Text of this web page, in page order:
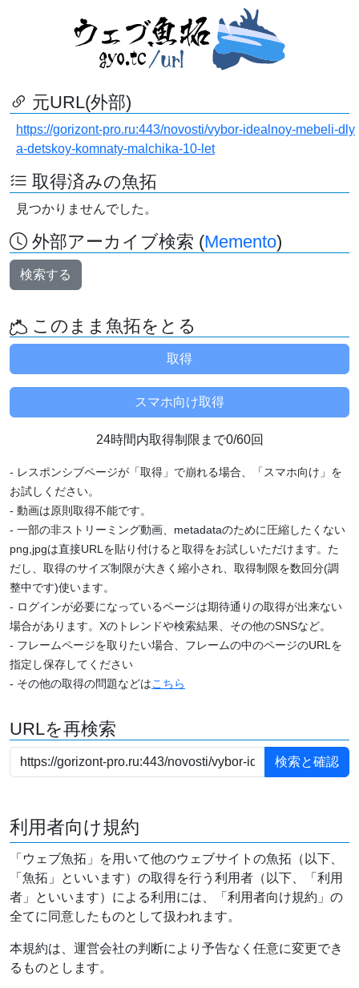
元URL(外部)
https://gorizont-pro.ru:443/novosti/vybor-idealnoy-mebeli-dly
a-detskoy-komnaty-malchika-10-let
取得済みの魚拓
見つかりませんでした。
外部アーカイブ検索 (Memento)
検索する
このまま魚拓をとる
24時間内取得制限まで0/60回
- レスポンシブページが「取得」で崩れる場合、「スマホ向け」を
お試しください。
- 動画は原則取得不能です。
- 一部の非ストリーミング動画、metadataのために圧縮したくない
png,jpgは直接URLを貼り付けると取得をお試しいただけます。た
だし、取得のサイズ制限が大きく縮小され、取得制限を数回分(調
整中です)使います。
- ログインが必要になっているページは期待通りの取得が出来ない
場合があります。Xのトレンドや検索結果、その他のSNSなど。
- フレームページを取りたい場合、フレームの中のページのURLを
指定し保存してください
- その他の取得の問題などはこちら
URLを再検索
利用者向け規約
「ウェブ魚拓」を用いて他のウェブサイトの魚拓（以下、
「魚拓」といいます）の取得を行う利用者（以下、「利用
者」といいます）による利用には、「利用者向け規約」の
全てに同意したものとして扱われます。
本規約は、運営会社の判断により予告なく任意に変更でき
るものとします。